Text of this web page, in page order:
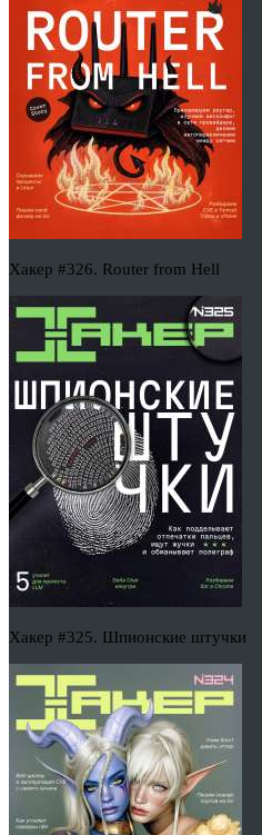
Хакер #326. Router from Hell
Хакер #325. Шпионские штучки